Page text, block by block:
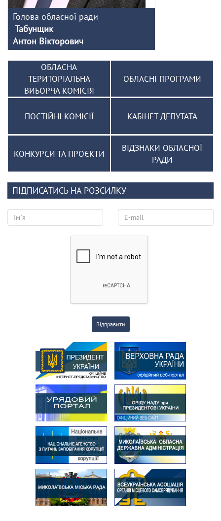
Голова обласної ради
Табунщик
Антон Вікторович
ОБЛАСНА
ТЕРИТОРІАЛЬНА
ВИБОРЧА КОМІСІЯ
ОБЛАСНІ ПРОГРАМИ
ПОСТІЙНІ КОМІСІЇ КАБІНЕТ ДЕПУТАТА
КОНКУРСИ ТА ПРОЄКТИ
ВІДЗНАКИ ОБЛАСНОЇ
РАДИ
ПІДПИСАТИСЬ НА РОЗСИЛКУ
Відправити